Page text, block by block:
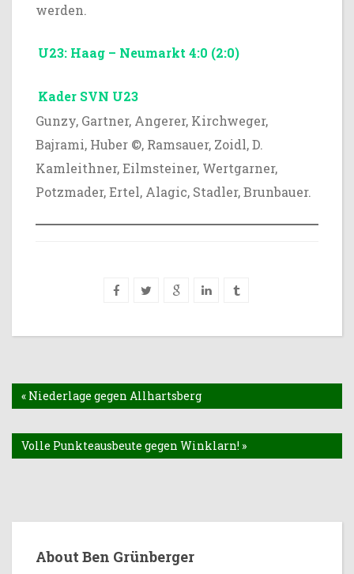
werden.
U23: Haag – Neumarkt 4:0 (2:0)
Kader SVN U23
Gunzy, Gartner, Angerer, Kirchweger,
Bajrami, Huber ©, Ramsauer, Zoidl, D.
Kamleithner, Eilmsteiner, Wertgarner,
Potzmader, Ertel, Alagic, Stadler, Brunbauer.
« Niederlage gegen Allhartsberg
Volle Punkteausbeute gegen Winklarn! »
About Ben Grünberger